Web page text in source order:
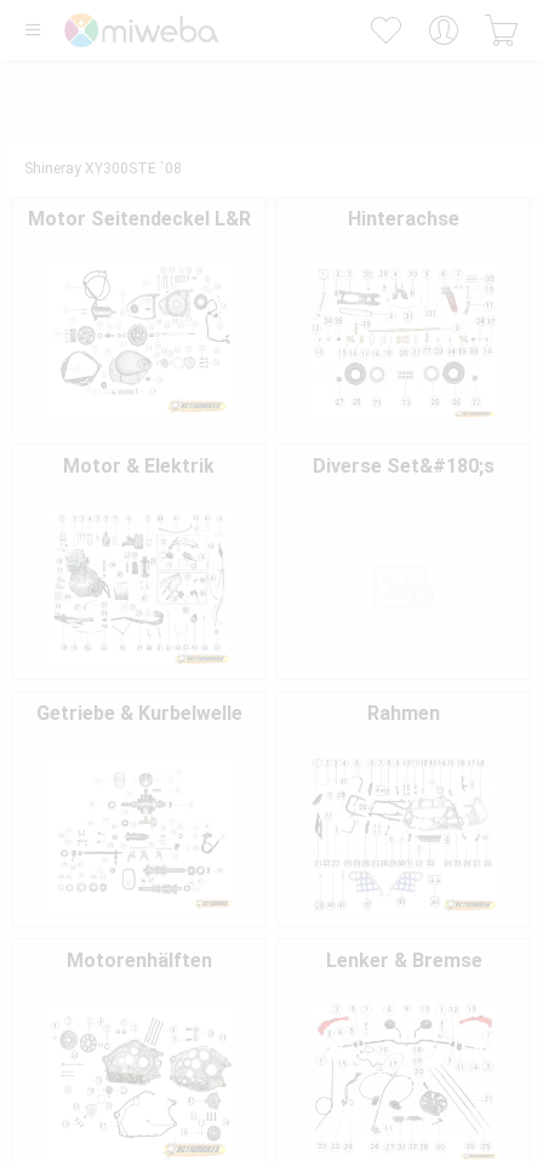
Shineray XY300STE `08
Motor Seitendeckel L&R Hinterachse
Motor & Elektrik Diverse Set&#180;s
Getriebe & Kurbelwelle Rahmen
Motorenhälften Lenker & Bremse